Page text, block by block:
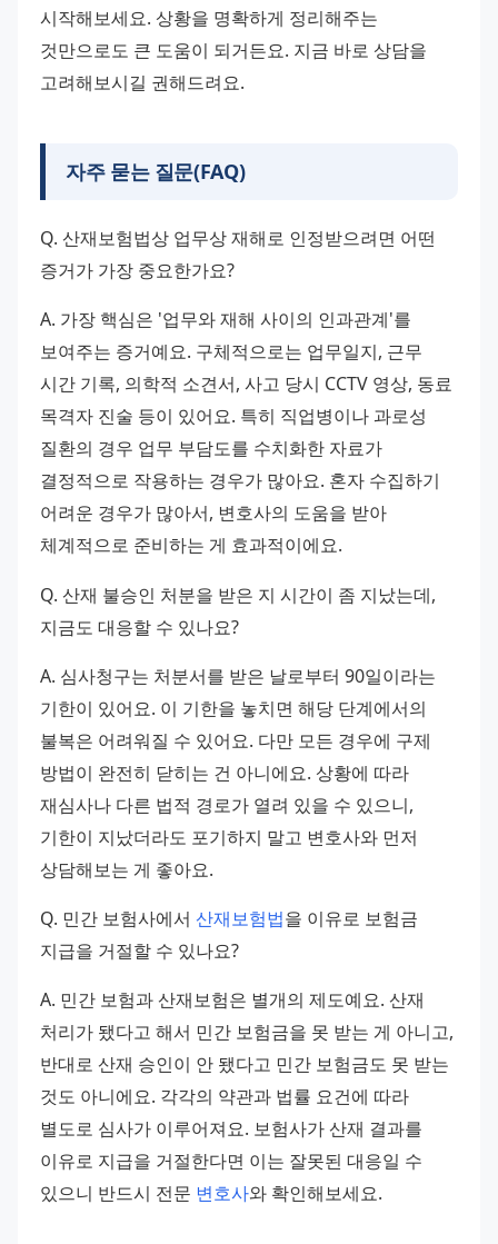
시작해보세요. 상황을 명확하게 정리해주는
것만으로도 큰 도움이 되거든요. 지금 바로 상담을
고려해보시길 권해드려요.
자주 묻는 질문(FAQ)
Q. 산재보험법상 업무상 재해로 인정받으려면 어떤
증거가 가장 중요한가요?
A. 가장 핵심은 '업무와 재해 사이의 인과관계'를
보여주는 증거예요. 구체적으로는 업무일지, 근무
시간 기록, 의학적 소견서, 사고 당시 CCTV 영상, 동료
목격자 진술 등이 있어요. 특히 직업병이나 과로성
질환의 경우 업무 부담도를 수치화한 자료가
결정적으로 작용하는 경우가 많아요. 혼자 수집하기
어려운 경우가 많아서, 변호사의 도움을 받아
체계적으로 준비하는 게 효과적이에요.
Q. 산재 불승인 처분을 받은 지 시간이 좀 지났는데,
지금도 대응할 수 있나요?
A. 심사청구는 처분서를 받은 날로부터 90일이라는
기한이 있어요. 이 기한을 놓치면 해당 단계에서의
불복은 어려워질 수 있어요. 다만 모든 경우에 구제
방법이 완전히 닫히는 건 아니에요. 상황에 따라
재심사나 다른 법적 경로가 열려 있을 수 있으니,
기한이 지났더라도 포기하지 말고 변호사와 먼저
상담해보는 게 좋아요.
Q. 민간 보험사에서 산재보험법을 이유로 보험금
지급을 거절할 수 있나요?
A. 민간 보험과 산재보험은 별개의 제도예요. 산재
처리가 됐다고 해서 민간 보험금을 못 받는 게 아니고,
반대로 산재 승인이 안 됐다고 민간 보험금도 못 받는
것도 아니에요. 각각의 약관과 법률 요건에 따라
별도로 심사가 이루어져요. 보험사가 산재 결과를
이유로 지급을 거절한다면 이는 잘못된 대응일 수
있으니 반드시 전문 변호사와 확인해보세요.